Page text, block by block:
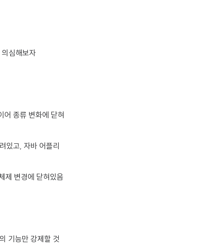
심해보자
종류 변화에 닫혀
고, 자바 어플리
제 변경에 닫혀있음
기능만 강제할 것